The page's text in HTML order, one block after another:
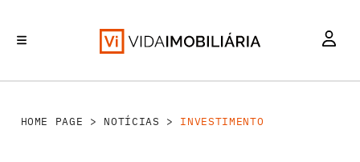
HOME PAGE > NOTÍCIAS > INVESTIMENTO